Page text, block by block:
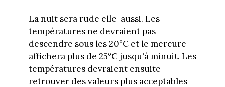
La nuit sera rude elle-aussi. Les
températures ne devraient pas
descendre sous les 20°C et le mercure
affichera plus de 25°C jusqu'à minuit. Les
températures devraient ensuite
retrouver des valeurs plus acceptables